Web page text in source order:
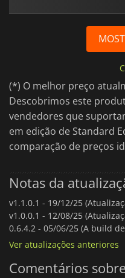
(*) O melhor preço
Descobrimos este
vendedores que
em edição de Standard
comparação de preços
Notas da
v1.1.0.1 - 19/12/25
v1.0.0.1 - 12/08/25
0.6.4.2 - 05/06/25 (A build
Ver atualizações anteriores
Comentários